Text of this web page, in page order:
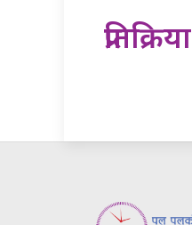
प्रतिक्रिया